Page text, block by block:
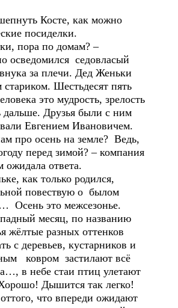
Косте, как можно
посиделки.
пора по домам? –
осведомился седовласый
за плечи. Дед Женьки
Шестьдесят пять
это мудрость, зрелость
Друзья были с ним
Евгением Ивановичем.
про осень на земле? Ведь,
перед зимой? – компания
ожидала ответа.
как только родился,
повествую о былом
Осень это межсезонье.
месяц, по названию
жёлтые разных оттенков
с деревьев, кустарников и
ковром застилают всё
в небе стаи птиц улетают
Дышится так легко!
что впереди ожидают